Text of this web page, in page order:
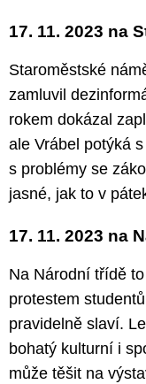
17. 11. 2023 na
Staroměstské
zamluvil
rokem dokázal
ale Vrábel potýká
s problémy se
jasné, jak to v
17. 11. 2023 na
Na Národní třídě
protestem
pravidelně slaví.
bohatý kulturní i
může těšit na